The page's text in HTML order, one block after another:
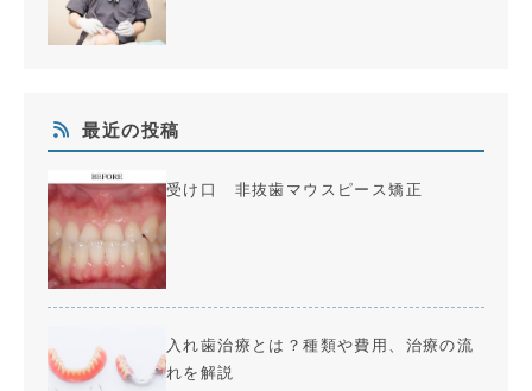
最近の投稿
受け口 非抜歯マウスピース矯正
入れ歯治療とは？種類や費用、治療の流
れを解説